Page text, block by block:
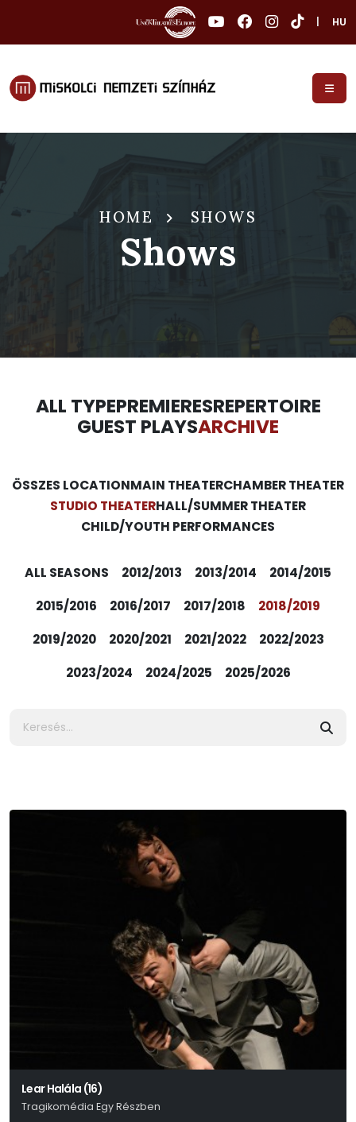
HU
HOME SHOWS
Shows
ALL TYPEPREMIERESREPERTOIRE
GUEST PLAYSARCHIVE
ÖSSZES LOCATIONMAIN THEATERCHAMBER THEATER
STUDIO THEATERHALL/SUMMER THEATER
CHILD/YOUTH PERFORMANCES
ALL SEASONS 2012/2013 2013/2014
2014/2015
2015/2016
2016/2017 2017/2018
2018/2019
2019/2020
2020/2021 2021/2022
2022/2023
2023/2024
2024/2025 2025/2026
Lear Halála (16)
Tragikomédia Egy Részben